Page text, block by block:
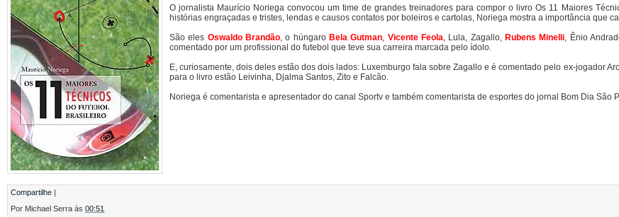
O jornalista Maurício Noriega convocou um time de grandes treinadores para compor o livro Os 11 Maiores
histórias engraçadas e tristes, lendas e causos contatos por boleiros e cartolas, Noriega mostra a importância que
São eles Oswaldo Brandão, o húngaro Bela Gutman, Vicente Feola, Lula, Zagallo, Rubens Minelli, Ênio
comentado por um profissional do futebol que teve sua carreira marcada pelo ídolo.
E, curiosamente, dois deles estão dos dois lados: Luxemburgo fala sobre Zagallo e é comentado pelo ex-jogador
para o livro estão Leivinha, Djalma Santos, Zito e Falcão.
Noriega é comentarista e apresentador do canal Sportv e também comentarista de esportes do jornal Bom Dia
Compartilhe |
Por Michael Serra às 00:51